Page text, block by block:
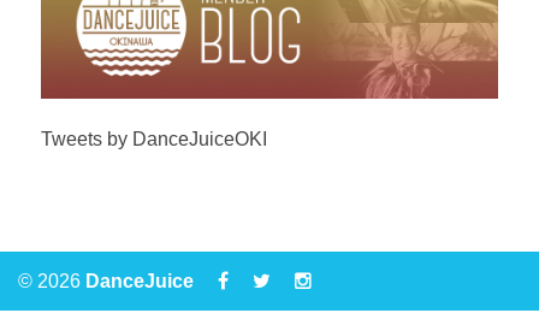
Tweets by DanceJuiceOKI
© 2026 DanceJuice